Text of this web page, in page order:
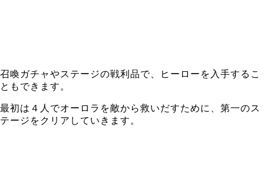
召喚ガチャやステージの戦利品で、ヒーローを入手するこ
ともできます。
最初は４人でオーロラを敵から救いだすために、第一のス
テージをクリアしていきます。